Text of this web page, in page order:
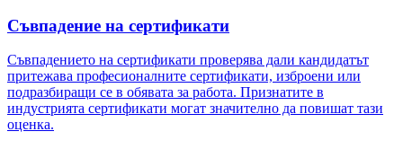
Съвпадение на сертификати
Съвпадението на сертификати проверява дали кандидатът
притежава професионалните сертификати, изброени или
подразбиращи се в обявата за работа. Признатите в
индустрията сертификати могат значително да повишат тази
оценка.